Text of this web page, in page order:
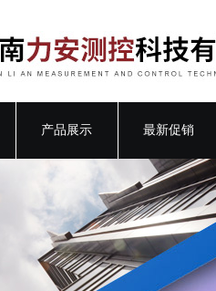
产品展示 最新促销